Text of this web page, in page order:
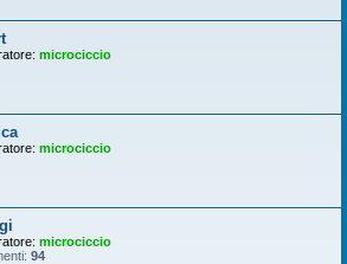
microciccio
microciccio
microciccio
94